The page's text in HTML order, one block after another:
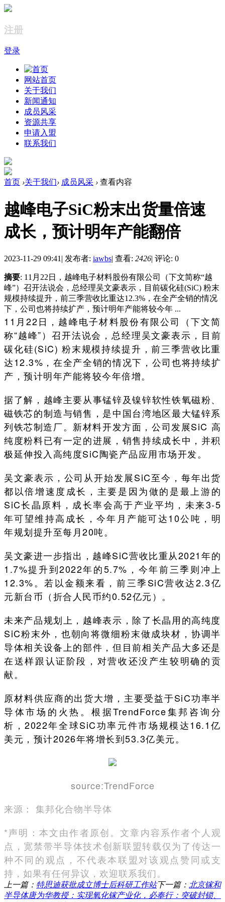
注册
登录
网站首页
关于我们
新闻通知
成员风采
资源共享
申请入盟
联系我们
首页 ›关于我们› 成员风采 › 查看内容
越峰电子SiC粉末出货量倍速
成长，预计明年产能翻倍
2023-11-29 09:41 | 发布者: iawbs| 查看: 2426| 评论: 0
摘要: 11月22日，越峰电子材料股份有限公司（下文简称“越
峰”）召开法说会，总经理吴文豪表示，目前碳化硅(SiC) 粉末
规模持续提升，前三季营收比重达12.3%，在全产全销的情况
下，公司也将持续扩产，预计明年产能将较今年 ...
11月22日，越峰电子材料股份有限公司（下文简
称“越峰”）召开法说会，总经理吴文豪表示，目前
碳化硅(SiC) 粉末规模持续提升，前三季营收比重
达12.3%，在全产全销的情况下，公司也将持续扩
产，预计明年产能将较今年倍增。
据了解，越峰主要从事锰锌及镍锌软性铁氧磁粉、
磁铁芯的制造与销售，是中国台湾地区最大锰锌系
列铁芯制造厂。新材料开发方面，公司发展SiC 高
纯度粉料已有一定的进展，销售持续成长中，并积
极延伸投入高纯度SiC陶瓷产品应用市场开发。
吴文豪表示，公司从开始发展SiC至今，每年出货
都以倍增速度成长，主要是因为做的是最上游的
SiC长晶原料，成长率会高于产业平均，未来3-5
年可望维持高成长，今年月产能可达10公吨，明
年规划提升至每月20吨。
吴文豪进一步指出，越峰SiC营收比重从2021年的
1.7%提升到2022年的5.7%，今年前三季则冲上
12.3%。若以金额来看，前三季SiC营收达2.3亿
元新台币（折合人民币约0.52亿元）。
未来产品规划上，越峰表示，除了长晶用的高纯度
SiC粉末外，也朝向将微细粉末做成块材，协调半
导体相关设备上的部件，但目前相关产品大多还是
在送样跟认证阶段，对营收还没产生较明确的贡
献。
原材料供应商的出货大增，主要受益于SiC功率半
导体市场的火热。根据TrendForce集邦咨询分
析，2022年全球SiC功率元件市场规模达16.1亿
美元，预计2026年将增长到53.3亿美元。
source:TrendForce
来源： 集邦化合物半导体
*声明：本文由作者原创。文章内容系作者个人观
点，宽禁带半导体技术创新联盟转载仅为了传达一
种不同的观点，不代表本联盟对该观点赞同或支
持，如果有任何异议，欢迎联系我们。
上一篇： 特思迪获批成立博士后科研工作站下一篇： 北京镓和
半导体唐为华教授：实现氧化镓产业化，必奉行：突破封锁、